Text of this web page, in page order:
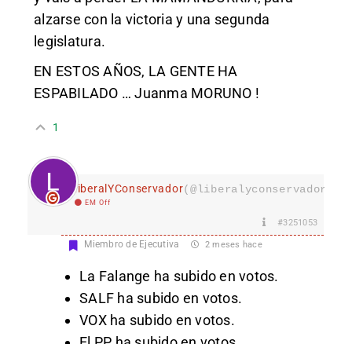
alzarse con la victoria y una segunda
legislatura.
EN ESTOS AÑOS, LA GENTE HA
ESPABILADO … Juanma MORUNO !
1
LiberalYConservador
EM Off
#3251053
Miembro de Ejecutiva 2 meses hace
La Falange ha subido en votos.
SALF ha subido en votos.
VOX ha subido en votos.